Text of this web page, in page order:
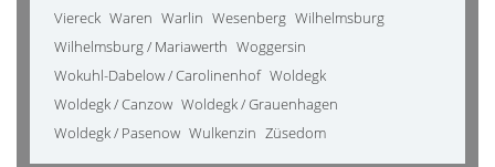
Viereck Waren Warlin Wesenberg Wilhelmsburg
Wilhelmsburg / Mariawerth Woggersin
Wokuhl-Dabelow / Carolinenhof Woldegk
Woldegk / Canzow Woldegk / Grauenhagen
Woldegk / Pasenow Wulkenzin Züsedom